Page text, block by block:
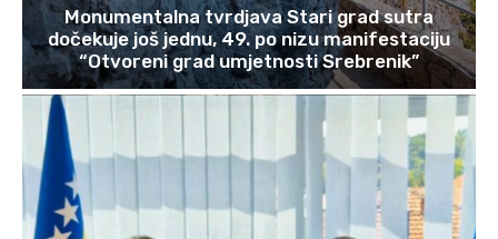
Monumentalna tvrdjava Stari grad sutra
dočekuje još jednu, 49. po nizu manifestaciju
“Otvoreni grad umjetnosti Srebrenik”